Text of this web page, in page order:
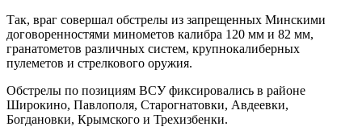
Так, враг совершал обстрелы из запрещенных Минскими
договоренностями минометов калибра 120 мм и 82 мм,
гранатометов различных систем, крупнокалиберных
пулеметов и стрелкового оружия.
Обстрелы по позициям ВСУ фиксировались в районе
Широкино, Павлополя, Старогнатовки, Авдеевки,
Богдановки, Крымского и Трехизбенки.